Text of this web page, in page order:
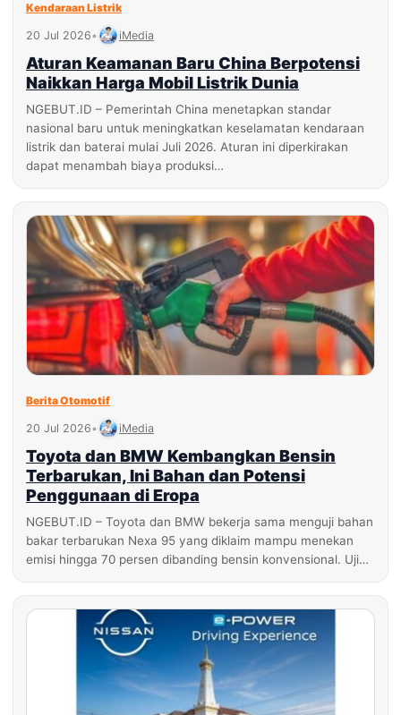
Kendaraan Listrik
20 Jul 2026• iMedia
Aturan Keamanan Baru China Berpotensi
Naikkan Harga Mobil Listrik Dunia
NGEBUT.ID – Pemerintah China menetapkan standar
nasional baru untuk meningkatkan keselamatan kendaraan
listrik dan baterai mulai Juli 2026. Aturan ini diperkirakan
dapat menambah biaya produksi…
Berita Otomotif
20 Jul 2026• iMedia
Toyota dan BMW Kembangkan Bensin
Terbarukan, Ini Bahan dan Potensi
Penggunaan di Eropa
NGEBUT.ID – Toyota dan BMW bekerja sama menguji bahan
bakar terbarukan Nexa 95 yang diklaim mampu menekan
emisi hingga 70 persen dibanding bensin konvensional. Uji…